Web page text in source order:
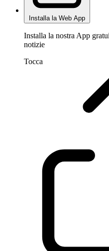
Installa la Web App
Installa la nostra App
notizie
Tocca